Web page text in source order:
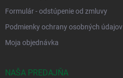
Formulár - odstúpenie od zmluvy
Podmienky ochrany osobných údajov
Moja objednávka
NAŠA PREDAJŇA